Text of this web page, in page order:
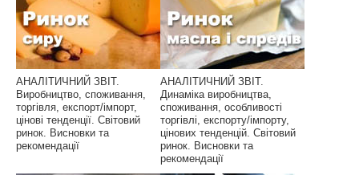
АНАЛІТИЧНИЙ ЗВІТ.
Виробництво, споживання,
торгівля, експорт/імпорт,
цінові тенденції. Світовий
ринок. Висновки та
рекомендації
АНАЛІТИЧНИЙ ЗВІТ.
Динаміка виробництва,
споживання, особливості
торгівлі, експорту/імпорту,
цінових тенденцій. Світовий
ринок. Висновки та
рекомендації